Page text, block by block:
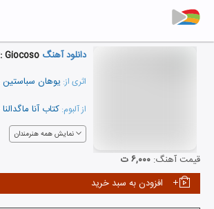
دانلود آهنگ Giocoso
اثری از: یوهان سباستین
از آلبوم: کتاب آنا
نمایش همه هنرمندان
قیمت آهنگ: ۶,۰۰۰ ت
افزودن به سبد خرید